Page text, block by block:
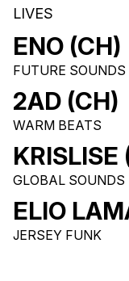
LIVES
ENO (CH)
FUTURE SOUNDS
2AD (CH)
WARM BEATS
KRISLISE
GLOBAL SOUNDS
ELIO
JERSEY FUNK